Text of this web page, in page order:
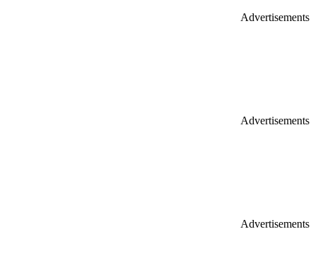
Advertisements
Advertisements
Advertisements